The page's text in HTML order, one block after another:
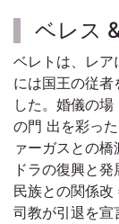
ベレス
ベレトは、レア
には国王の従
した。婚儀の
の門 出を彩っ
ァーガスとの
ドラの復興と
民族との関係
司教が引退を宣